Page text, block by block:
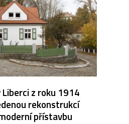
z roku 1914
rekonstrukcí
přístavbu